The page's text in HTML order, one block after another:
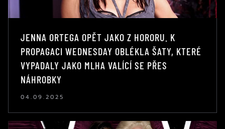
JENNA ORTEGA OPĚT JAKO Z HORORU. K
PROPAGACI WEDNESDAY OBLÉKLA ŠATY, KTERÉ
VYPADALY JAKO MLHA VALÍCÍ SE PŘES
NÁHROBKY
04.09.2025